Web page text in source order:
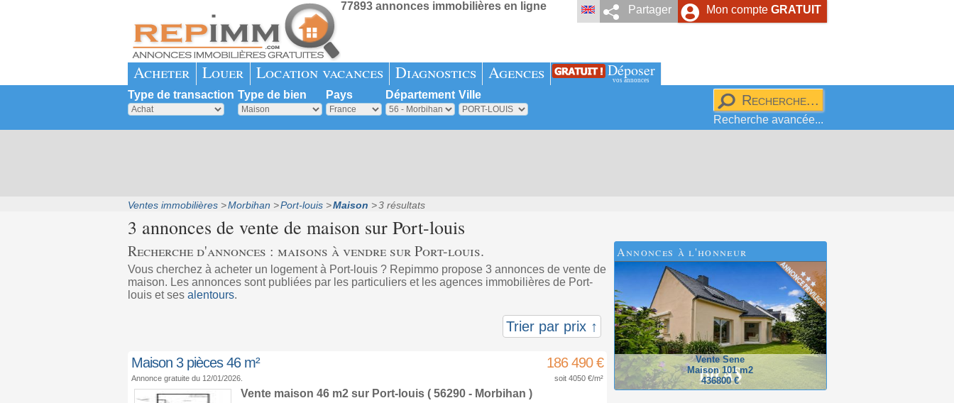
Mon compte GRATUIT
Partager
77893 annonces immobilières en ligne
Acheter Louer Location vacances Diagnostics Agences Déposer
vos annonces
Type de transaction Type de bien Pays Département Ville
Recherche avancée...
Ventes immobilières Morbihan Port-louis Maison 3 résultats
3 annonces de vente de maison sur Port-louis
Recherche d'annonces : maisons à vendre sur Port-louis.
Vous cherchez à acheter un logement à Port-louis ? Repimmo propose 3 annonces de vente de
maison. Les annonces sont publiées par les particuliers et les agences immobilières de Port-
louis et ses alentours.
Trier par prix ↑
Maison 3 pièces 46 m² 186 490 €
Annonce gratuite du 12/01/2026. soit 4050 €/m²
Vente maison 46 m2 sur Port-louis( 56290 - Morbihan )
Annonces à l'honneur
Vente Sene
Maison 101 m2
436800 €